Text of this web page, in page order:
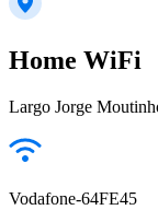
Home WiFi
Largo Jorge
Vodafone-64FE45